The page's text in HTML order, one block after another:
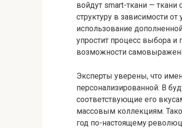
войдут smart-ткани —
структуру в зависимости
использование
упростит процесс выбора
возможности
Эксперты уверены, что
персонализированной. В
соответствующие его
массовым коллекциям.
год по-настоящему